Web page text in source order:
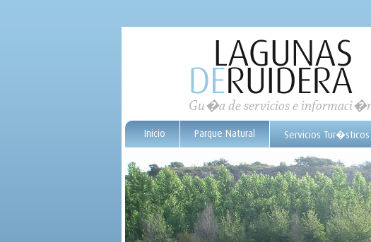
Gu�a de servicios e
Inicio Parque Natural Servicios Tur�sticos